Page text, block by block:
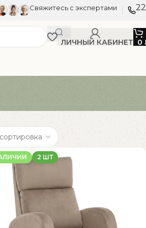
Свяжитесь с экспертами
ЛИЧНЫЙ КАБИНЕТ 0
2 ШТ